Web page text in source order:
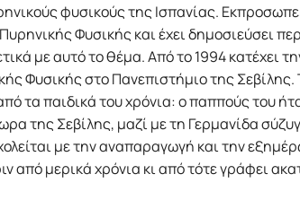
φυσικούς της Ισπανίας.
Φυσικής και έχει δημοσιεύσει
με αυτό το θέμα. Από το 1994 κατέχει
Φυσικής στο Πανεπιστήμιο της Σεβίλης.
τα παιδικά του χρόνια: ο παππούς του
της Σεβίλης, μαζί με τη Γερμανίδα
με την αναπαραγωγή και την
από μερικά χρόνια κι από τότε γράφει